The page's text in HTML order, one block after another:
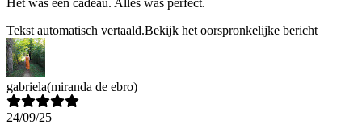
Het was een cadeau. Alles was perfect.
Tekst automatisch vertaald.Bekijk het oorspronkelijke bericht
gabriela(miranda de ebro)
24/09/25